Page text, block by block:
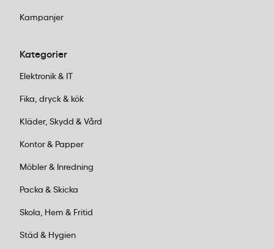
Kampanjer
Kategorier
Elektronik & IT
Fika, dryck & kök
Kläder, Skydd & Vård
Kontor & Papper
Möbler & Inredning
Packa & Skicka
Skola, Hem & Fritid
Städ & Hygien